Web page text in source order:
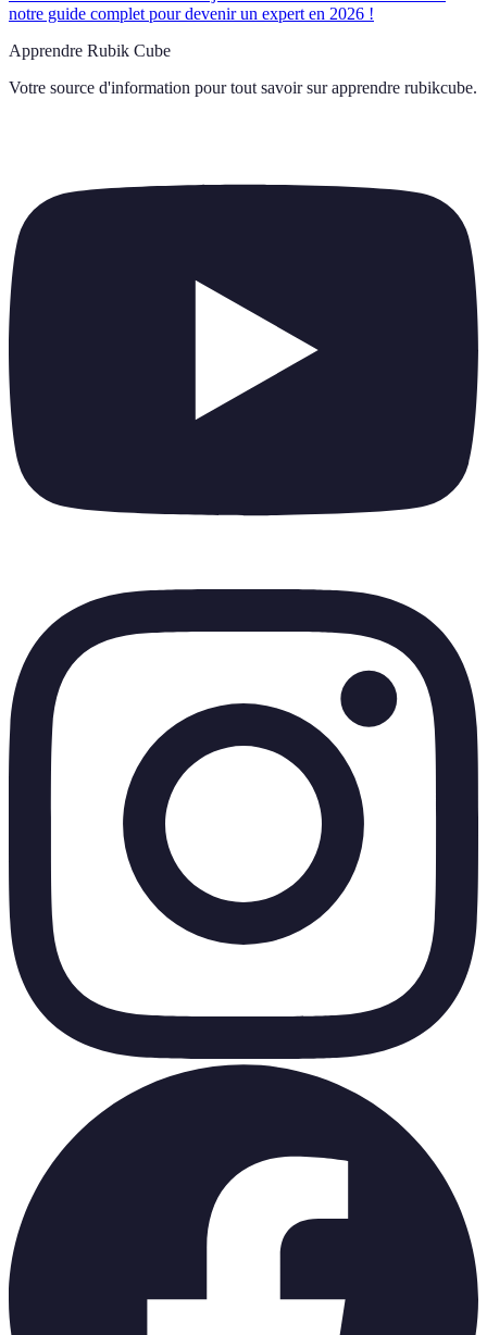
notre guide complet pour devenir un expert en 2026 !
Apprendre Rubik Cube
Votre source d'information pour tout savoir sur apprendre rubikcube.